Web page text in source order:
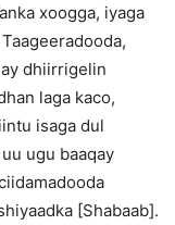
xoogga, iyaga
dhiirrigelin
laga kaco,
isaga dul
ugu baaqay
[Shabaab].